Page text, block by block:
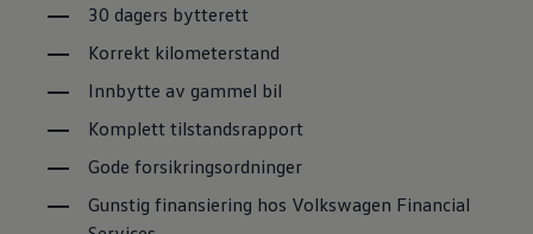
30 dagers bytterett
Korrekt kilometerstand
Innbytte av gammel bil
Komplett tilstandsrapport
Gode forsikringsordninger
Gunstig finansiering hos Volkswagen Financial